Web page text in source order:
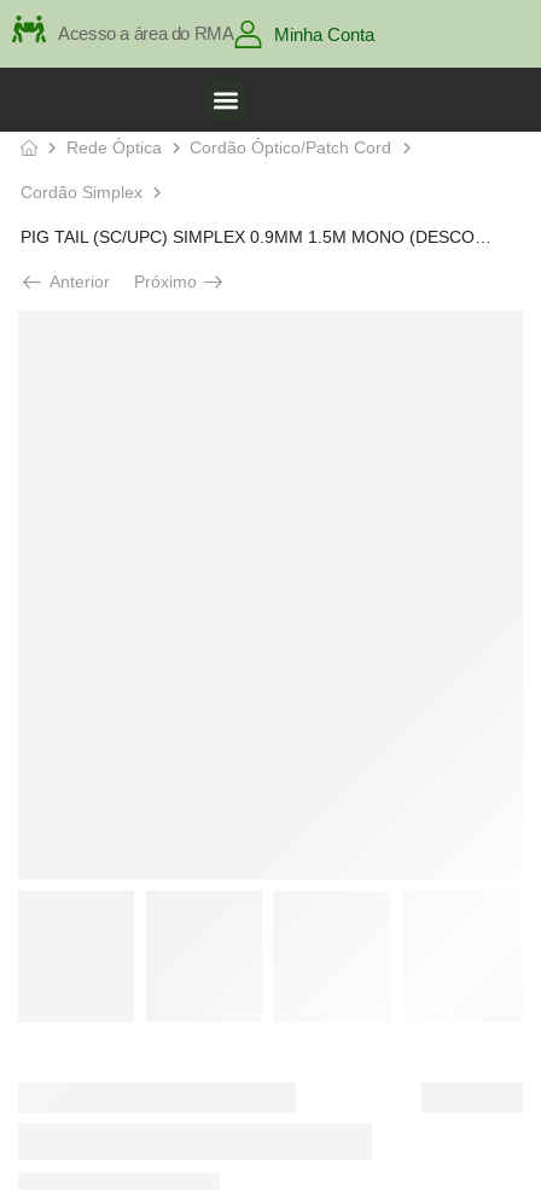
Acesso a área do RMA Minha Conta
Rede Óptica Cordão Óptico/Patch Cord
Cordão Simplex
Anterior Próximo